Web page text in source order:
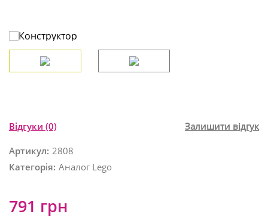
Відгуки (0) Залишити відгук
Артикул: 2808
Категорія: Аналог Lego
791 грн